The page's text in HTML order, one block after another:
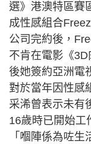
選》港澳特區賽
成性感組合
公司完約後，
不肯在電影《
後她簽約亞洲電
對於當年因性感
采浠曾表示未有
16歲時已開始工
「嗰陣係為咗